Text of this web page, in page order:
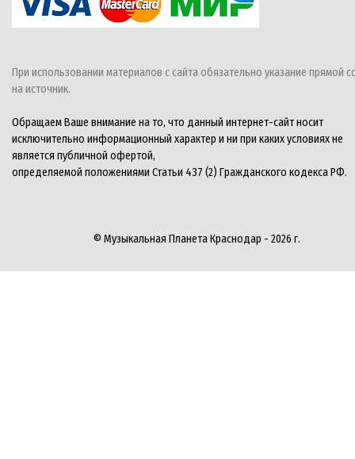
При использовании материалов с сайта обязательно указание прямой
на источник.
Обращаем Ваше внимание на то, что данный интернет-сайт носит
исключительно информационный характер и ни при каких условиях не
является публичной офертой,
определяемой положениями Статьи 437 (2) Гражданского кодекса РФ.
© Музыкальная Планета Краснодар - 2026 г.